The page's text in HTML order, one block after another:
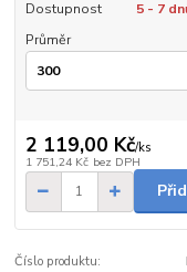
Dostupnost
5 - 7
Průměr
2 119,00 Kč/ks
1 751,24 Kč bez DPH
Číslo produktu: